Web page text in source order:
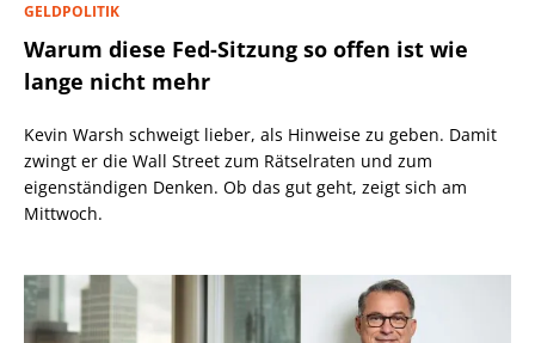
GELDPOLITIK
Warum diese Fed-Sitzung so offen ist wie
lange nicht mehr
Kevin Warsh schweigt lieber, als Hinweise zu geben. Damit
zwingt er die Wall Street zum Rätselraten und zum
eigenständigen Denken. Ob das gut geht, zeigt sich am
Mittwoch.